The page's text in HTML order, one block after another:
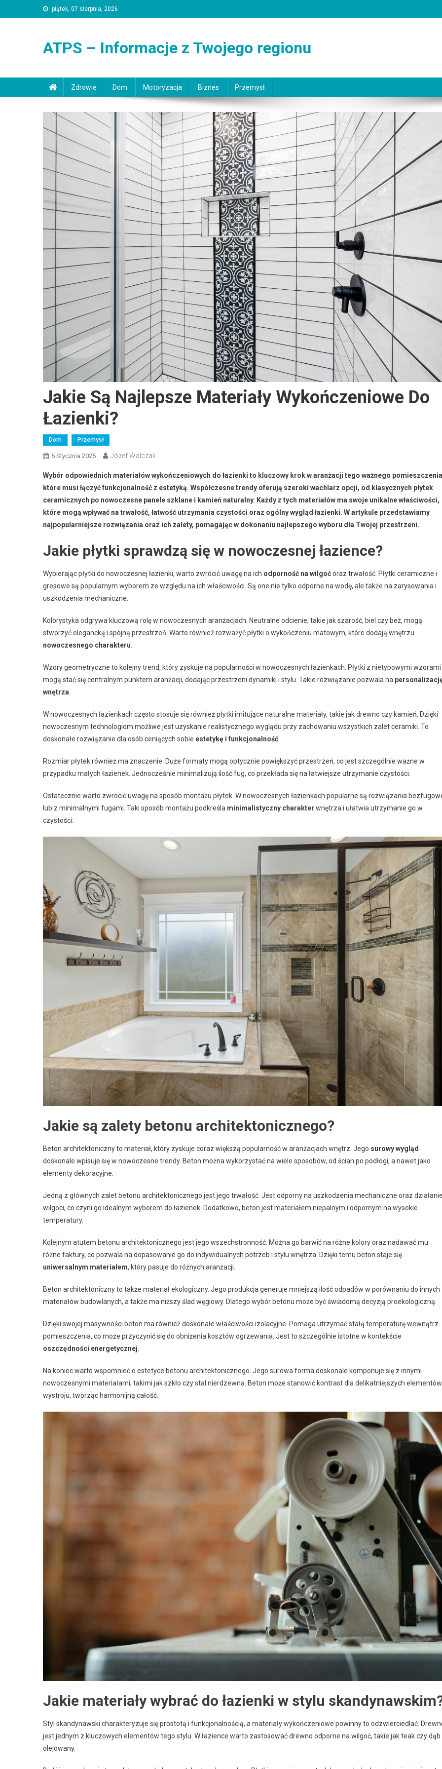
to
piątek, 07 sierpnia, 2026
ATPS – Informacje z Twojego regionu
Zdrowie Dom Motoryzacja Biznes Przemysł
Jakie Są Najlepsze Materiały Wykończeniowe Do
Łazienki?
Dom Przemysł
5 Stycznia 2025 Józef Walczak
Wybór odpowiednich materiałów wykończeniowych do łazienki to kluczowy krok w aranżacji tego ważnego
które musi łączyć funkcjonalność z estetyką. Współczesne trendy oferują szeroki wachlarz opcji, od klasycznych płytek
ceramicznych po nowoczesne panele szklane i kamień naturalny. Każdy z tych materiałów ma swoje unikalne właściwości,
które mogą wpływać na trwałość, łatwość utrzymania czystości oraz ogólny wygląd łazienki. W artykule przedstawiamy
najpopularniejsze rozwiązania oraz ich zalety, pomagając w dokonaniu najlepszego wyboru dla Twojej przestrzeni.
Jakie płytki sprawdzą się w nowoczesnej łazience?
Wybierając płytki do nowoczesnej łazienki, warto zwrócić uwagę na ich odporność na wilgoćoraz trwałość. Płytki ceramiczne i
gresowe są popularnym wyborem ze względu na ich właściwości. Są one nie tylko odporne na wodę, ale także na zarysowania i
uszkodzenia mechaniczne.
Kolorystyka odgrywa kluczową rolę w nowoczesnych aranżacjach. Neutralne odcienie, takie jak szarość, biel czy beż, mogą
stworzyć elegancką i spójną przestrzeń. Warto również rozważyć płytki o wykończeniu matowym, które dodają wnętrzu
nowoczesnego charakteru
Wzory geometryczne to kolejny trend, który zyskuje na popularności w nowoczesnych łazienkach. Płytki z nietypowymi wzorami
mogą stać się centralnym punktem aranżacji, dodając przestrzeni dynamiki i stylu. Takie rozwiązanie pozwala na
wnętrza
W nowoczesnych łazienkach często stosuje się również płytki imitujące naturalne materiały, takie jak drewno czy kamień. Dzięki
nowoczesnym technologiom możliwe jest uzyskanie realistycznego wyglądu przy zachowaniu wszystkich zalet ceramiki. To
doskonałe rozwiązanie dla osób ceniących sobie estetykę i funkcjonalność
Rozmiar płytek również ma znaczenie. Duże formaty mogą optycznie powiększyć przestrzeń, co jest szczególnie ważne w
przypadku małych łazienek. Jednocześnie minimalizują ilość fug, co przekłada się na łatwiejsze utrzymanie czystości.
Ostatecznie warto zwrócić uwagę na sposób montażu płytek. W nowoczesnych łazienkach popularne są rozwiązania
lub z minimalnymi fugami. Taki sposób montażu podkreśla minimalistyczny charakter wnętrza i ułatwia utrzymanie go w
czystości.
Jakie są zalety betonu architektonicznego?
Beton architektoniczny to materiał, który zyskuje coraz większą popularność w aranżacjach wnętrz. Jego surowy wygląd
doskonale wpisuje się w nowoczesne trendy. Beton można wykorzystać na wiele sposobów, od ścian po podłogi, a nawet jako
elementy dekoracyjne.
Jedną z głównych zalet betonu architektonicznego jest jego trwałość. Jest odporny na uszkodzenia mechaniczne oraz
wilgoci, co czyni go idealnym wyborem do łazienek. Dodatkowo, beton jest materiałem niepalnym i odpornym na wysokie
temperatury.
Kolejnym atutem betonu architektonicznego jest jego wszechstronność. Można go barwić na różne kolory oraz nadawać mu
różne faktury, co pozwala na dopasowanie go do indywidualnych potrzeb i stylu wnętrza. Dzięki temu beton staje się
uniwersalnym materiałem, który pasuje do różnych aranżacji.
Beton architektoniczny to także materiał ekologiczny. Jego produkcja generuje mniejszą ilość odpadów w porównaniu do innych
materiałów budowlanych, a także ma niższy ślad węglowy. Dlatego wybór betonu może być świadomą decyzją proekologiczną.
Dzięki swojej masywności beton ma również doskonałe właściwości izolacyjne. Pomaga utrzymać stałą temperaturę wewnątrz
pomieszczenia, co może przyczynić się do obniżenia kosztów ogrzewania. Jest to szczególnie istotne w kontekście
oszczędności energetycznej
Na koniec warto wspomnieć o estetyce betonu architektonicznego. Jego surowa forma doskonale komponuje się z innymi
nowoczesnymi materiałami, takimi jak szkło czy stal nierdzewna. Beton może stanowić kontrast dla delikatniejszych elementów
wystroju, tworząc harmonijną całość.
Jakie materiały wybrać do łazienki w stylu
Styl skandynawski charakteryzuje się prostotą i funkcjonalnością, a materiały wykończeniowe powinny to odzwierciedlać.
jest jednym z kluczowych elementów tego stylu. W łazience warto zastosować drewno odporne na wilgoć, takie jak teak czy dąb
olejowany.